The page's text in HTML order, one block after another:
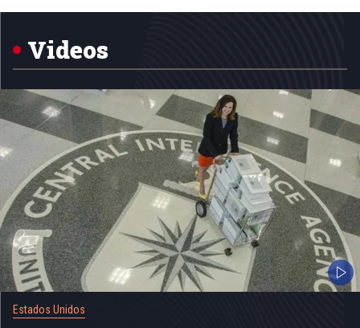
1
Videos
Estados Unidos